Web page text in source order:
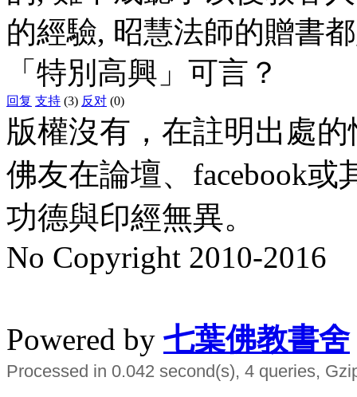
的經驗, 昭慧法師的贈書
「特別高興」可言？
回复 支持 (3) 反对 (0)
版權沒有，在註明出處
佛友在論壇、facebook
功德與印經無異。
No Copyright 2010-2016
Powered by 七葉佛教書舍
Processed in 0.042 second(s), 4 queries,